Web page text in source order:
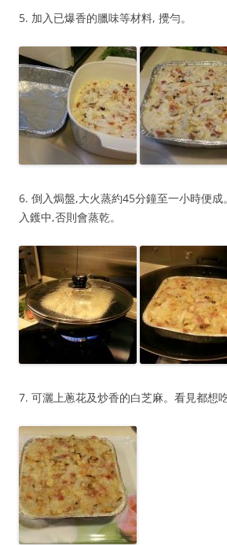
5. 加入已爆香的臘味等材料, 攪勻。
6. 倒入焗盤,大火蒸約45分鐘至一小時便
入鑊中,否則會蒸乾。
7. 可灑上蔥花及炒香的白芝麻。看見都想